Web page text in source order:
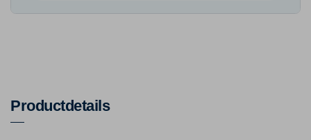
Productdetails